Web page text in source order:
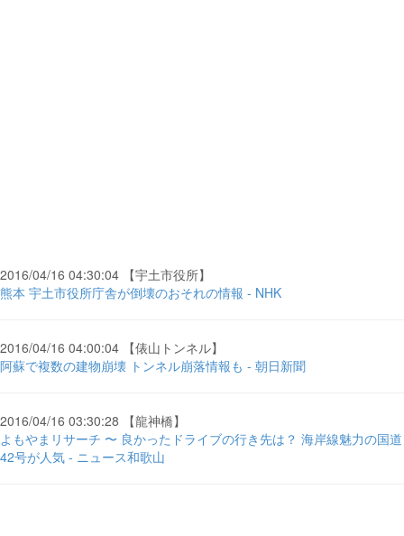
2016/04/16 04:30:04 【宇土市役所】
熊本 宇土市役所庁舎が倒壊のおそれの情報 - NHK
2016/04/16 04:00:04 【俵山トンネル】
阿蘇で複数の建物崩壊 トンネル崩落情報も - 朝日新聞
2016/04/16 03:30:28 【龍神橋】
よもやまリサーチ 〜 良かったドライブの行き先は？ 海岸線魅力の国道
42号が人気 - ニュース和歌山